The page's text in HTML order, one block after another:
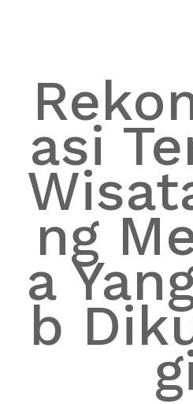
asi
ng
a
b